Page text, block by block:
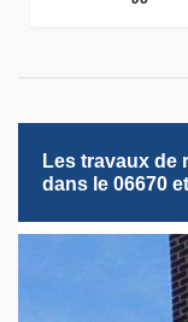
Les travaux de
dans le 06670